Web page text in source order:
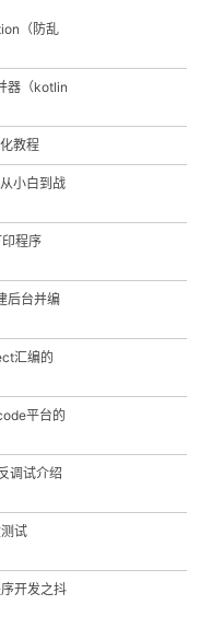
（防乱
器（kotlin
教程
小白到战
程序
后台并编
汇编的
平台的
调试介绍
试
开发之抖